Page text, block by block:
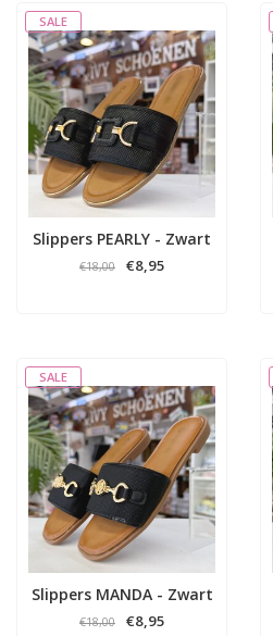
SALE
Slippers PEARLY - Zwart
€18,00 €8,95
SALE
Slippers MANDA - Zwart
€18,00 €8,95